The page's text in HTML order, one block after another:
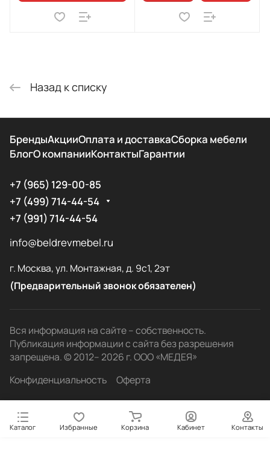
Назад к списку
БрендыАкцииОплата и доставкаСборка мебели
БлогО компанииКонтактыГарантии
+7 (965) 129-00-85
+7 (499) 714-44-54
+7 (991) 714-44-54
info@beldrevmebel.ru
г. Москва, ул. Монтажная, д. 9с1, 2эт
(Предварительный звонок обязателен)
Вся информация на сайте – собственность.
Публикация информации с сайта без разрешения
запрещена. © 2012– 2026 г. ООО «МЕДЕЯ»
Конфиденциальность
Оферта
Каталог Избранные Корзина Кабинет Контакты